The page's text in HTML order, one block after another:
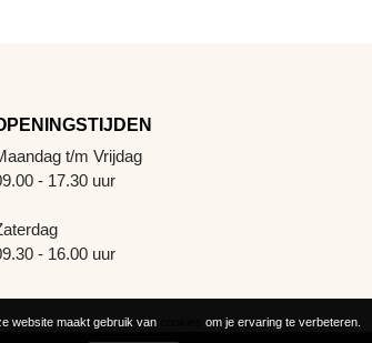
t/m Vrijdag
- 17.30 uur
- 16.00 uur
website maakt gebruik van om je ervaring te verbeteren.